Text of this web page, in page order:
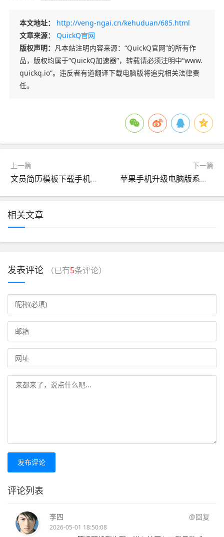
本文地址：
http://veng-ngai.cn/kehuduan/685.html
文章来源：
QuickQ官网
版权声明： 凡本站注明内容来源：“QuickQ官网”的所有作
品，版权均属于“QuickQ加速器”，转载请必须注明中“www.
quickq.io”。违反者有道翻译下载电脑版将追究相关法律责
任。
上一篇
文员简历模板下载手机版(文员简历模板 个人简历图)
下一篇
苹果手机升级电脑版系统(苹果手机升级电脑上要怎么操作)
相关文章
发表评论 （已有5条评论）
发布评论
评论列表
李四 @回复
2026-05-01 18:50:08